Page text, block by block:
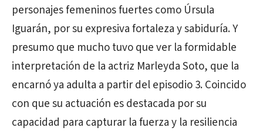
personajes femeninos fuertes como Úrsula
Iguarán, por su expresiva fortaleza y sabiduría. Y
presumo que mucho tuvo que ver la formidable
interpretación de la actriz Marleyda Soto, que la
encarnó ya adulta a partir del episodio 3. Coincido
con que su actuación es destacada por su
capacidad para capturar la fuerza y la resiliencia